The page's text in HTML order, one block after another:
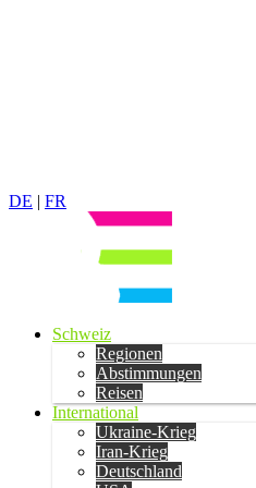
DE | FR
Schweiz
Regionen
Abstimmungen
Reisen
International
Ukraine-Krieg
Iran-Krieg
Deutschland